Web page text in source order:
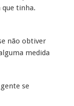
tinha.
não obtiver
medida
se